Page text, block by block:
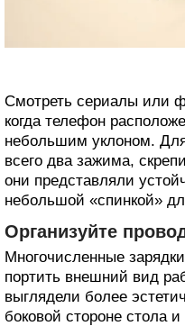
Смотреть сериалы или
когда телефон
небольшим уклоном.
всего два зажима,
они представляли
небольшой «спинкой»
Организуйте
Многочисленные
портить внешний вид
выглядели более
боковой стороне стола